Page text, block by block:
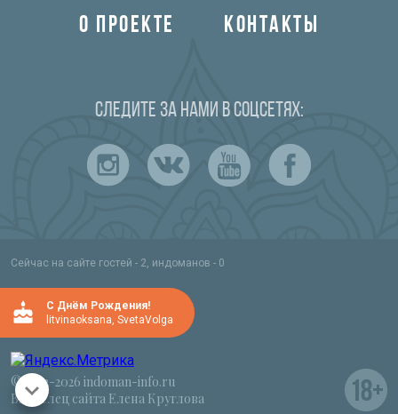
О ПРОЕКТЕ КОНТАКТЫ
Следите за нами в соцсетях:
Сейчас на сайте гостей - 2, индоманов - 0
C Днём Рождения!
litvinaoksana, SvetaVolga
© 2012-2026 indoman-info.ru
Владелец сайта Елена Круглова